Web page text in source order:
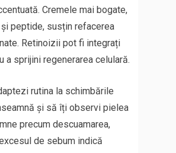
Cremele mai bogate,
peptide, susțin refacerea
Retinoizii pot fi integrați
a sprijini regenerarea celulară.
rutina la schimbările
și să îți observi pielea
precum descuamarea,
de sebum indică